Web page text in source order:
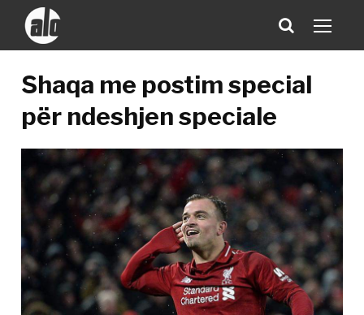
Shaqa me postim special
për ndeshjen speciale